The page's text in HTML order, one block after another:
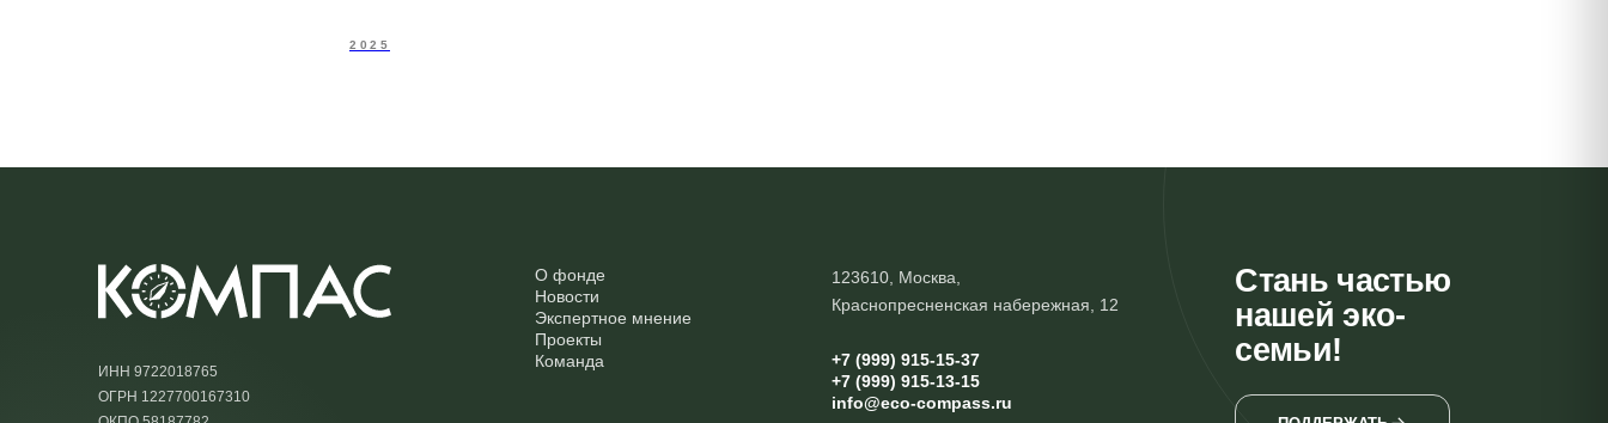
2025
ИНН 9722018765
ОГРН 1227700167310
О фонде
Новости
Экспертное мнение
Проекты
Команда
123610, Москва,
Краснопресненская набережная, 12
+7 (999) 915-15-37
+7 (999) 915-13-15
info@eco-compass.ru
Стань частью
нашей эко-
семьи!